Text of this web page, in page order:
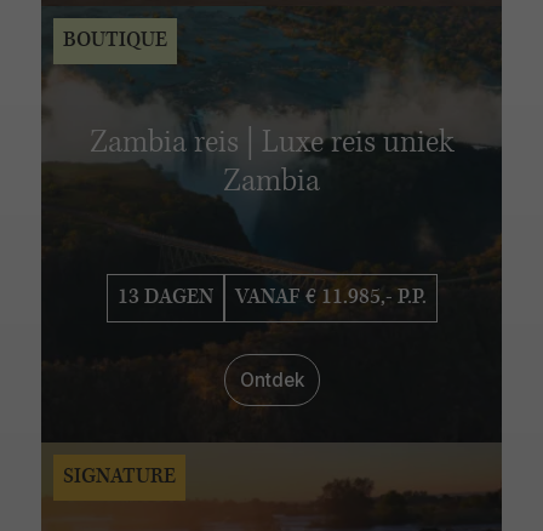
Zambia reis | Luxe reis uniek
Zambia
13 DAGEN VANAF € 11.985,- P.P.
Ontdek
BOUTIQUE
SIGNATURE